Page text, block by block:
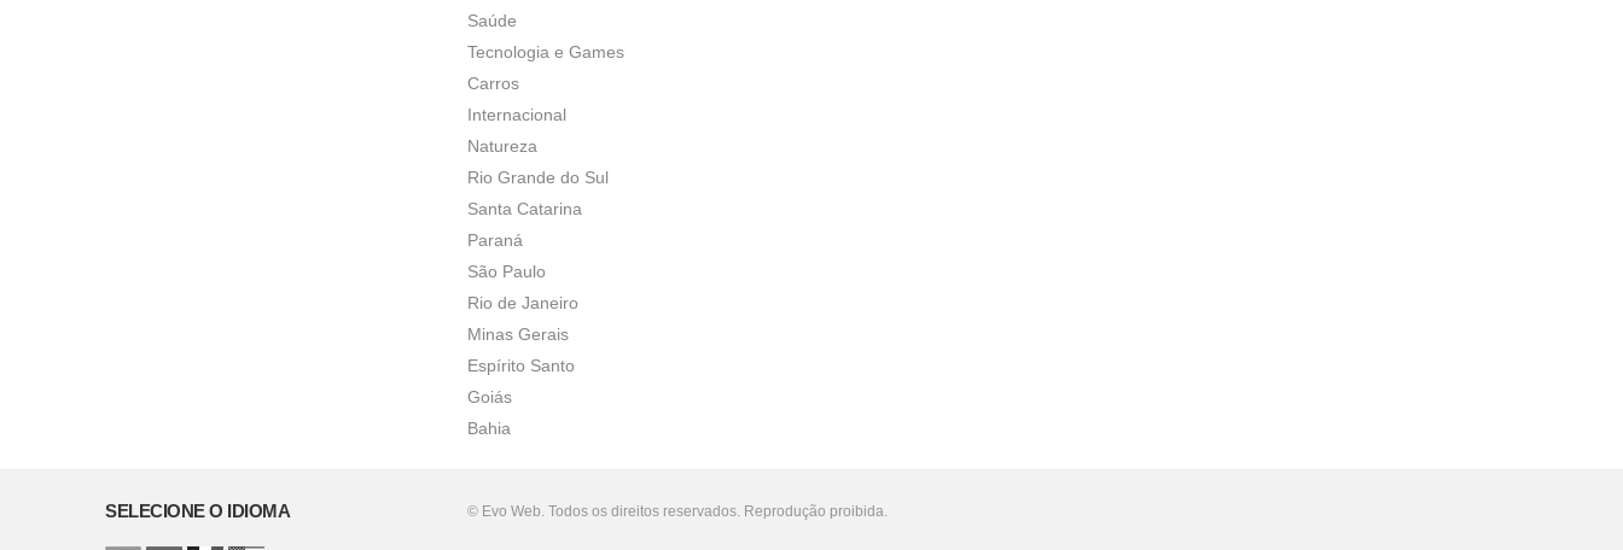
Saúde
Tecnologia e Games
Carros
Internacional
Natureza
Rio Grande do Sul
Santa Catarina
Paraná
São Paulo
Rio de Janeiro
Minas Gerais
Espírito Santo
Goiás
Bahia
SELECIONE O IDIOMA © Evo Web. Todos os direitos reservados. Reprodução proibida.